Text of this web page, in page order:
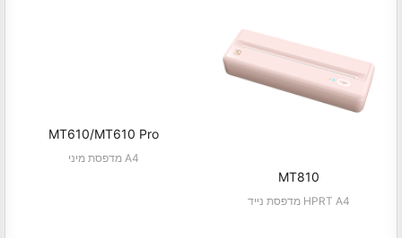
MT610/MT610 Pro
מדפסת מיני A4
MT810
מדפסת נייד HPRT A4